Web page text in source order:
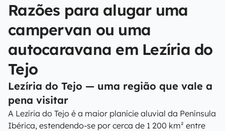
Razões para alugar uma
campervan ou uma
autocaravana em Lezíria do
Tejo
Lezíria do Tejo — uma região que vale a
pena visitar
A Lezíria do Tejo é a maior planície aluvial da Península
Ibérica, estendendo-se por cerca de 1 200 km² entre